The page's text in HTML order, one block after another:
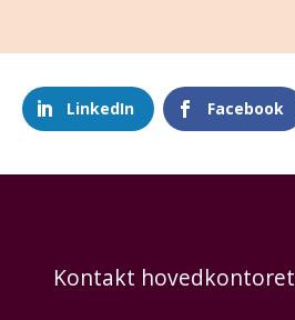
LinkedIn Facebook
Kontakt hovedkontoret